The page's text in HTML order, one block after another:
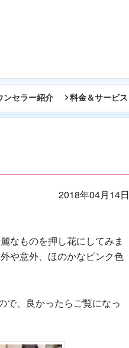
ンセラー紹介 料金＆サービス
2018年04月14日
なものを押し花にしてみま
や意外、ほのかなピンク色
で、良かったらご覧になっ